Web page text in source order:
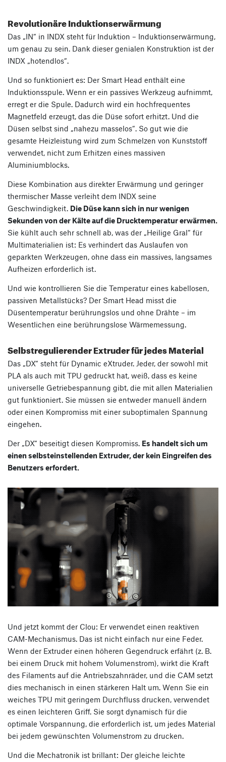
Revolutionäre Induktionserwärmung
Das „IN“ in INDX steht für Induktion – Induktionserwärmung,
um genau zu sein. Dank dieser genialen Konstruktion ist der
INDX „hotendlos“.
Und so funktioniert es: Der Smart Head enthält eine
Induktionsspule. Wenn er ein passives Werkzeug aufnimmt,
erregt er die Spule. Dadurch wird ein hochfrequentes
Magnetfeld erzeugt, das die Düse sofort erhitzt. Und die
Düsen selbst sind „nahezu masselos“. So gut wie die
gesamte Heizleistung wird zum Schmelzen von Kunststoff
verwendet, nicht zum Erhitzen eines massiven
Aluminiumblocks.
Diese Kombination aus direkter Erwärmung und geringer
thermischer Masse verleiht dem INDX seine
Geschwindigkeit. Die Düse kann sich in nur wenigen
Sekunden von der Kälte auf die Drucktemperatur erwärmen.
Sie kühlt auch sehr schnell ab, was der „Heilige Gral“ für
Multimaterialien ist: Es verhindert das Auslaufen von
geparkten Werkzeugen, ohne dass ein massives, langsames
Aufheizen erforderlich ist.
Und wie kontrollieren Sie die Temperatur eines kabellosen,
passiven Metallstücks? Der Smart Head misst die
Düsentemperatur berührungslos und ohne Drähte – im
Wesentlichen eine berührungslose Wärmemessung.
Selbstregulierender Extruder für jedes Material
Das „DX“ steht für Dynamic eXtruder. Jeder, der sowohl mit
PLA als auch mit TPU gedruckt hat, weiß, dass es keine
universelle Getriebespannung gibt, die mit allen Materialien
gut funktioniert. Sie müssen sie entweder manuell ändern
oder einen Kompromiss mit einer suboptimalen Spannung
eingehen.
Der „DX“ beseitigt diesen Kompromiss. Es handelt sich um
einen selbsteinstellenden Extruder, der kein Eingreifen des
Benutzers erfordert.
Und jetzt kommt der Clou: Er verwendet einen reaktiven
CAM-Mechanismus. Das ist nicht einfach nur eine Feder.
Wenn der Extruder einen höheren Gegendruck erfährt (z. B.
bei einem Druck mit hohem Volumenstrom), wirkt die Kraft
des Filaments auf die Antriebszahnräder, und die CAM setzt
dies mechanisch in einen stärkeren Halt um. Wenn Sie ein
weiches TPU mit geringem Durchfluss drucken, verwendet
es einen leichteren Griff. Sie sorgt dynamisch für die
optimale Vorspannung, die erforderlich ist, um jedes Material
bei jedem gewünschten Volumenstrom zu drucken.
Und die Mechatronik ist brillant: Der gleiche leichte